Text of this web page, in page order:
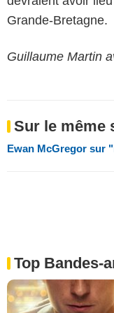
Grande-Bretagne.
Guillaume Martin
Sur le même
Ewan McGregor sur
Top Bandes-